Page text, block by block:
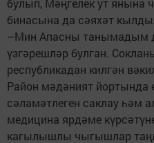
булып, Мәңгелек ут янына
бинасына да сәяхәт
–Мин Апасны танымадым
үзгәрешләр булган.
республикадан килгән
Район мәдәният йортында
сәламәтлеген саклау һәм
медицина ярдәме
кагылышлы чыгышлар